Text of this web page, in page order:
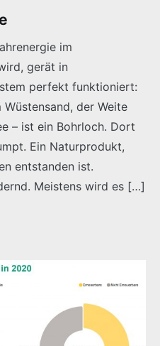
im
gerät in
perfekt funktioniert:
der Weite
– ist ein Bohrloch. Dort
Ein Naturprodukt,
entstanden ist.
Meistens wird es […]